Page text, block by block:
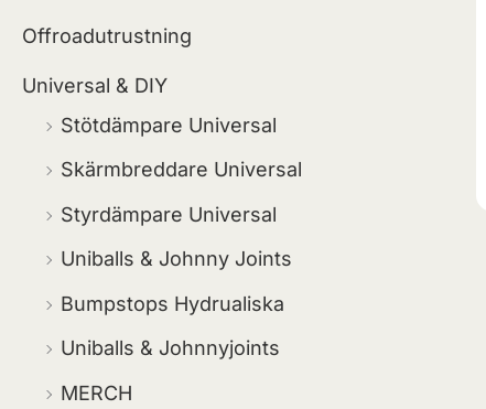
Offroadutrustning
Universal & DIY
Stötdämpare Universal
Skärmbreddare Universal
Styrdämpare Universal
Uniballs & Johnny Joints
Bumpstops Hydrualiska
Uniballs & Johnnyjoints
MERCH